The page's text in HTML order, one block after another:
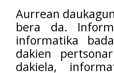
Aurrean
bera da.
informatika
dakien
dakiela,